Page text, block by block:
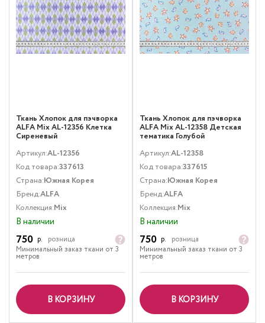
Ткань Хлопок для пэчворка
ALFA Mix AL-12356 Клетка
Сиреневый
Артикул:AL-12356
Код товара:337613
Страна:Южная Корея
Бренд:ALFA
Коллекция:Mix
В наличии
750 р.
розница
Минимальный заказ ткани от 3
метров
В КОРЗИНУ
Ткань Хлопок для пэчворка
ALFA Mix AL-12358 Детская
тематика Голубой
Артикул:AL-12358
Код товара:337615
Страна:Южная Корея
Бренд:ALFA
Коллекция:Mix
В наличии
750 р.
розница
Минимальный заказ ткани от 3
метров
В КОРЗИНУ